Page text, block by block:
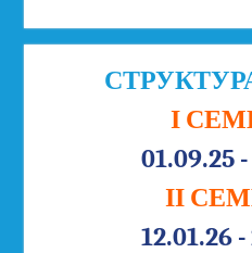
СТРУКТУРА
І
01.09.25
ІІ
12.01.26